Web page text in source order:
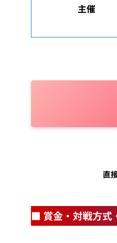
主催
直
■ 賞金・対戦方式